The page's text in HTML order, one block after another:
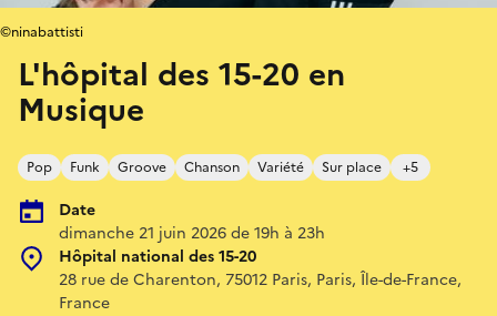
L'hôpital des 15-20 en
Musique
Pop Funk Groove Chanson Variété Sur place +5
Date
dimanche 21 juin 2026 de 19h à 23h
Hôpital national des 15-20
28 rue de Charenton, 75012 Paris, Paris, Île-de-France,
France
©ninabattisti